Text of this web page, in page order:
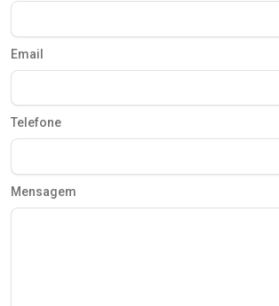
Email
Telefone
Mensagem